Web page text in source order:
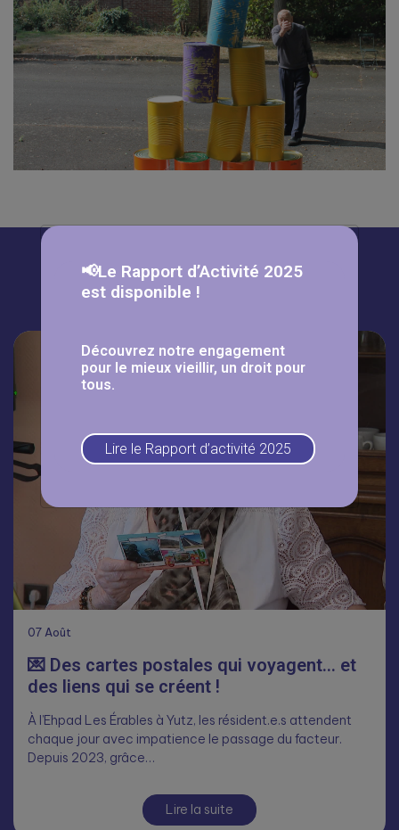
À lire aussi
07 Août
💌 Des cartes postales qui voyagent… et
des liens qui se créent !
À l’Ehpad Les Érables à Yutz, les résident.e.s attendent
chaque jour avec impatience le passage du facteur.
Depuis 2023, grâce…
Lire la suite
📢Le Rapport d’Activité 2025
est disponible !
Découvrez notre engagement
pour le mieux vieillir, un droit pour
tous.
Lire le Rapport d’activité 2025